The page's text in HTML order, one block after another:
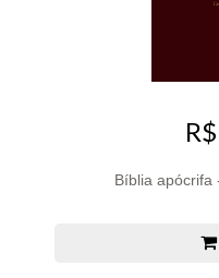
Bíblia apócrifa